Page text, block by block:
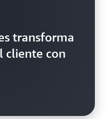
transforma
cliente con